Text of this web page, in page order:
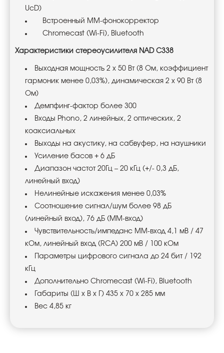
UcD)
Встроенный ММ-фонокорректор
Chromecast (Wi-Fi), Bluetooth
Характеристики стереоусилителя NAD C338
Выходная мощность 2 х 50 Вт (8 Ом, коэффициент
гармоник менее 0,03%), динамическая 2 х 90 Вт (8
Ом)
Демпфинг-фактор более 300
Входы Phono, 2 линейных, 2 оптических, 2
коаксиальных
Выходы на акустику, на сабвуфер, на наушники
Усиление басов + 6 дБ
Диапазон частот 20Гц – 20 кГц (+/- 0,3 дБ,
линейный вход)
Нелинейные искажения менее 0,03%
Соотношение сигнал/шум более 98 дБ
(линейный вход), 76 дБ (ММ-вход)
Чувствительность/импеданс ММ-вход 4,1 мВ / 47
кОм, линейный вход (RCA) 200 мВ / 100 кОм
Параметры цифрового сигнала до 24 бит / 192
кГц
Дополнительно Chromecast (Wi-Fi), Bluetooth
Габариты (Ш х В х Г) 435 х 70 х 285 мм
Вес 4,85 кг